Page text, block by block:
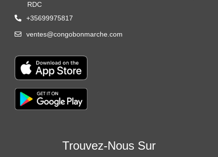
RDC
+35699975817
ventes@congobonmarche.com
Trouvez-Nous Sur